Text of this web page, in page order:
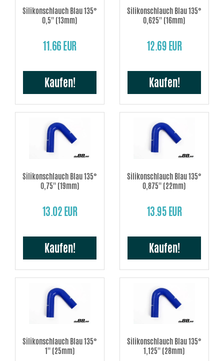
Silikonschlauch Blau 135°
0,5'' (13mm)
11.66 EUR
Kaufen!
Silikonschlauch Blau 135°
0,625'' (16mm)
12.69 EUR
Kaufen!
Silikonschlauch Blau 135°
0,75'' (19mm)
13.02 EUR
Kaufen!
Silikonschlauch Blau 135°
0,875'' (22mm)
13.95 EUR
Kaufen!
Silikonschlauch Blau 135°
1'' (25mm)
Silikonschlauch Blau 135°
1,125'' (28mm)